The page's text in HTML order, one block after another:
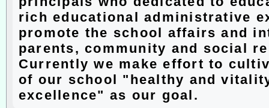
rich educational administrative
promote the school affairs and
parents, community and social
Currently we make effort to
of our school "healthy and
excellence" as our goal.